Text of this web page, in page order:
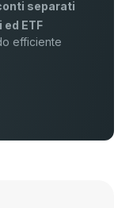
separati
ETF
efficiente